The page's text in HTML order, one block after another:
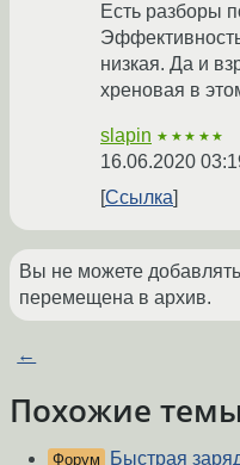
Есть разборы
низкая. Да и
хреновая в
slapin ★★★★★
16.06.2020
Ссылка
Вы не можете
перемещена в архив.
←
Похожие темы
Форум Быстрая